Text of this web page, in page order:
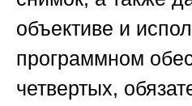
объективе и
программном
четвертых,